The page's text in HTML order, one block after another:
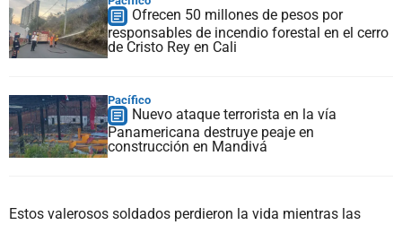
Ofrecen 50 millones de pesos por
responsables de incendio forestal en el cerro
de Cristo Rey en Cali
Pacífico
Nuevo ataque terrorista en la vía
Panamericana destruye peaje en
construcción en Mandivá
Estos valerosos soldados perdieron la vida mientras las